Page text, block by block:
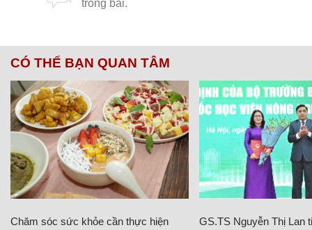
CÓ THỂ BẠN QUAN TÂM
Chăm sóc sức khỏe cần thực hiện
GS.TS Nguyễn Thị Lan